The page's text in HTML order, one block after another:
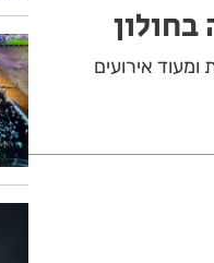
אירועים